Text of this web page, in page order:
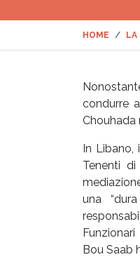
HOME LA
condurre
Chouhada
In Libano,
Tenenti
una
Bou Saab